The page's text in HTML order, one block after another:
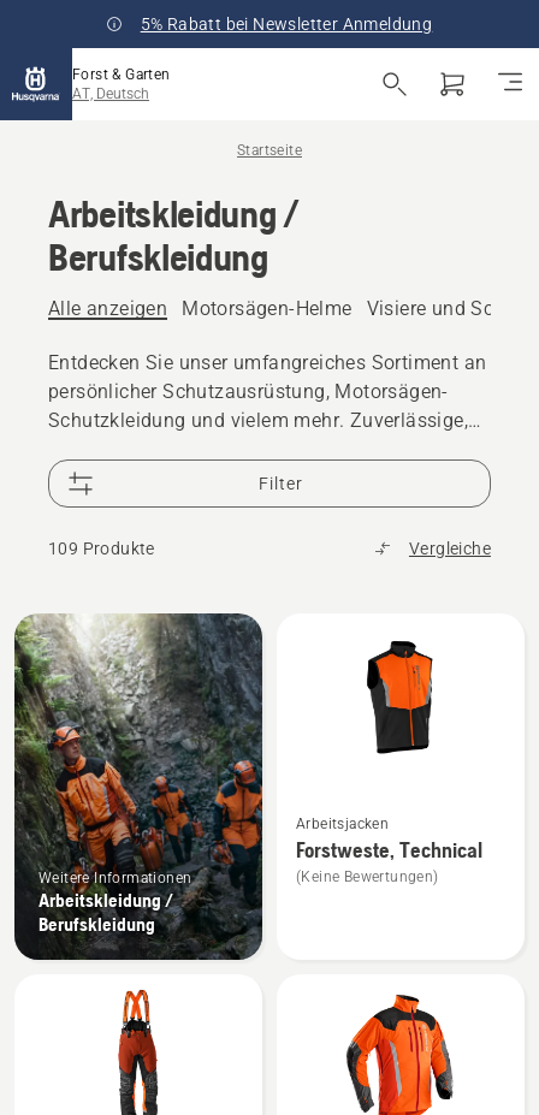
5% Rabatt bei Newsletter Anmeldung
Forst & Garten
AT, Deutsch
Startseite
Arbeitskleidung /
Berufskleidung
Alle anzeigen Motorsägen-Helme Visiere und
Entdecken Sie unser umfangreiches Sortiment an
persönlicher Schutzausrüstung, Motorsägen-
Schutzkleidung und vielem mehr. Zuverlässige,
jede Herausforderung bestens gerüstet sind.
Filter
109 Produkte Vergleiche
Alle
Produkte
Weitere Informationen
Arbeitskleidung /
Berufskleidung
Details
zu
Forstweste,
Arbeitsjacken
Forstweste, Technical
(Keine Bewertungen)